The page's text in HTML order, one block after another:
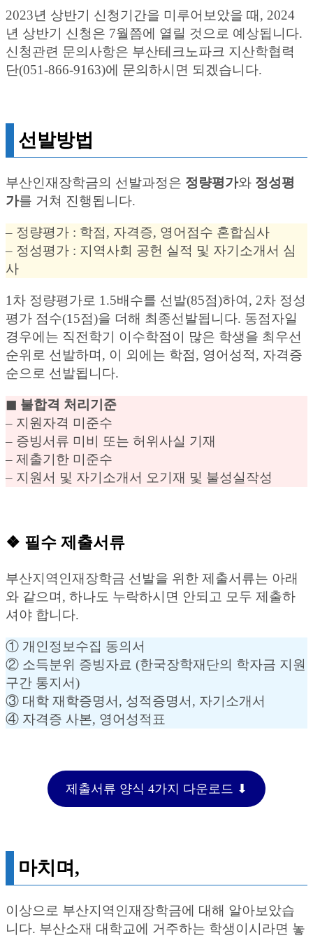
2023년 상반기 신청기간을 미루어보았을 때, 2024
년 상반기 신청은 7월쯤에 열릴 것으로 예상됩니다.
신청관련 문의사항은 부산테크노파크 지산학협력
단(051-866-9163)에 문의하시면 되겠습니다.
선발방법
부산인재장학금의 선발과정은 정량평가와 정성평
가를 거쳐 진행됩니다.
– 정량평가 : 학점, 자격증, 영어점수 혼합심사
– 정성평가 : 지역사회 공헌 실적 및 자기소개서 심
사
1차 정량평가로 1.5배수를 선발(85점)하여, 2차 정성
평가 점수(15점)을 더해 최종선발됩니다. 동점자일
경우에는 직전학기 이수학점이 많은 학생을 최우선
순위로 선발하며, 이 외에는 학점, 영어성적, 자격증
순으로 선발됩니다.
◼︎ 불합격 처리기준
– 지원자격 미준수
– 증빙서류 미비 또는 허위사실 기재
– 제출기한 미준수
– 지원서 및 자기소개서 오기재 및 불성실작성
❖ 필수 제출서류
부산지역인재장학금 선발을 위한 제출서류는 아래
와 같으며, 하나도 누락하시면 안되고 모두 제출하
셔야 합니다.
① 개인정보수집 동의서
② 소득분위 증빙자료 (한국장학재단의 학자금 지원
구간 통지서)
③ 대학 재학증명서, 성적증명서, 자기소개서
④ 자격증 사본, 영어성적표
제출서류 양식 4가지 다운로드 ⬇︎
마치며,
이상으로 부산지역인재장학금에 대해 알아보았습
니다. 부산소재 대학교에 거주하는 학생이시라면 놓